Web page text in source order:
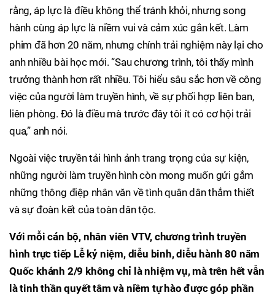
rằng, áp lực là điều không thể tránh khỏi, nhưng song
hành cùng áp lực là niềm vui và cảm xúc gắn kết. Làm
phim đã hơn 20 năm, nhưng chính trải nghiệm này lại cho
anh nhiều bài học mới. “Sau chương trình, tôi thấy mình
trưởng thành hơn rất nhiều. Tôi hiểu sâu sắc hơn về công
việc của người làm truyền hình, về sự phối hợp liên ban,
liên phòng. Đó là điều mà trước đây tôi ít có cơ hội trải
qua,” anh nói.
Ngoài việc truyền tải hình ảnh trang trọng của sự kiện,
những người làm truyền hình còn mong muốn gửi gắm
những thông điệp nhân văn về tình quân dân thắm thiết
và sự đoàn kết của toàn dân tộc.
Với mỗi cán bộ, nhân viên VTV, chương trình truyền
hình trực tiếp Lễ kỷ niệm, diễu binh, diễu hành 80 năm
Quốc khánh 2/9 không chỉ là nhiệm vụ, mà trên hết vẫn
là tinh thần quyết tâm và niềm tự hào được góp phần